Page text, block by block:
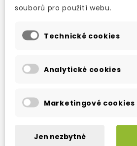
TAKÉ DOPORUČUJEME
souborů pro použití webu.
Technické cookies
Analytické cookies
Marketingové cookies
Jen nezbytné